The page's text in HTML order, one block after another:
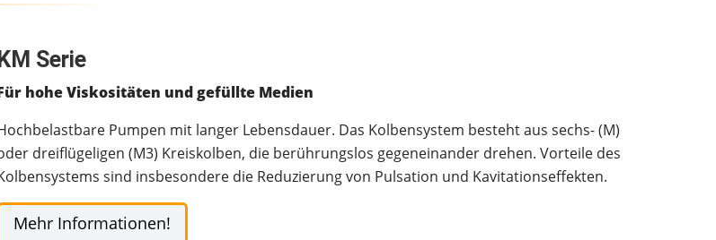
KM Serie
hohe Viskositäten und gefüllte Medien
Pumpen mit langer Lebensdauer. Das Kolbensystem besteht aus sechs- (M)
dreiflügeligen (M3) Kreiskolben, die berührungslos gegeneinander drehen. Vorteile des
sind insbesondere die Reduzierung von Pulsation und Kavitationseffekten.
Mehr Informationen!